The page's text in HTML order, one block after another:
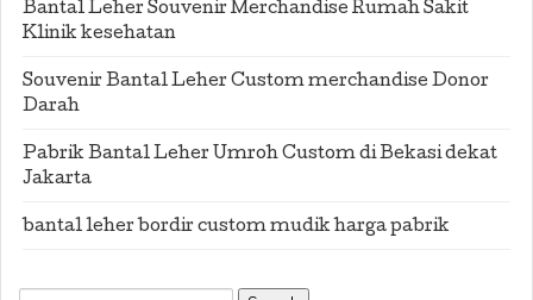
Bantal Leher Souvenir Merchandise Rumah Sakit
Klinik kesehatan
Souvenir Bantal Leher Custom merchandise Donor
Darah
Pabrik Bantal Leher Umroh Custom di Bekasi dekat
Jakarta
bantal leher bordir custom mudik harga pabrik